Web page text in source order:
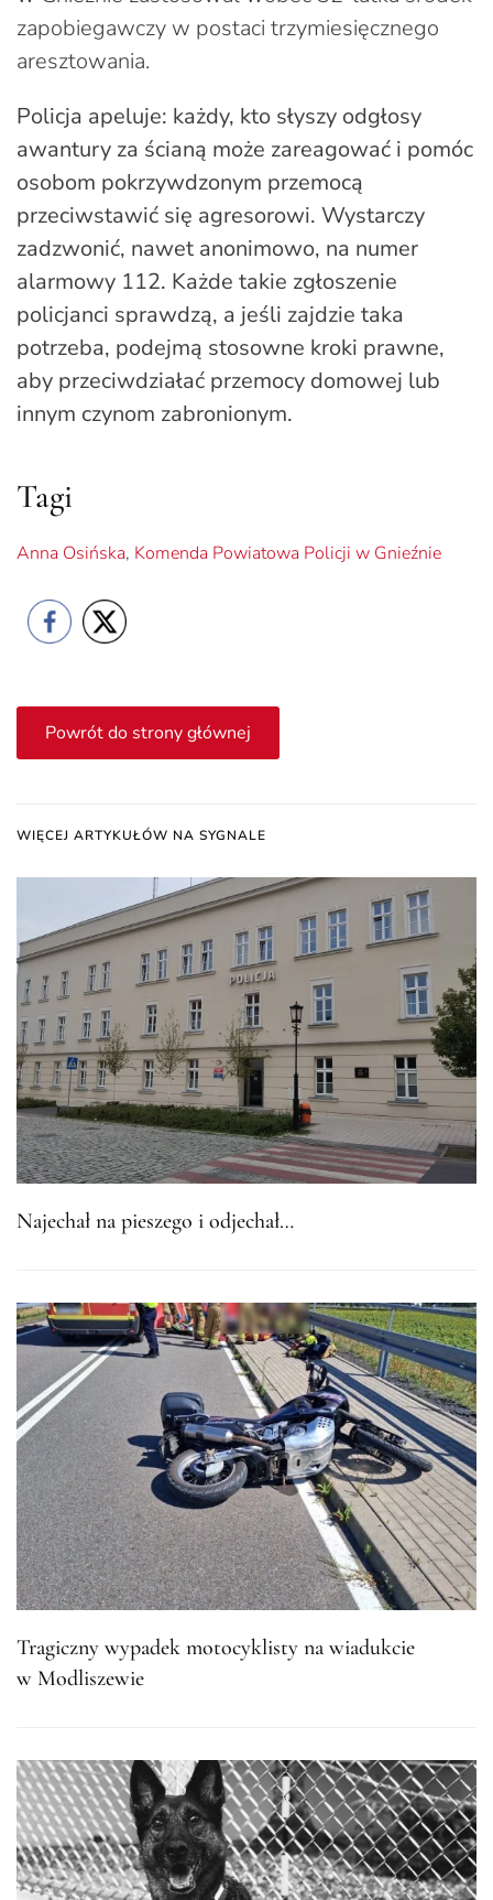
zapobiegawczy w postaci trzymiesięcznego
aresztowania.
Policja apeluje: każdy, kto słyszy odgłosy
awantury za ścianą może zareagować i pomóc
osobom pokrzywdzonym przemocą
przeciwstawić się agresorowi. Wystarczy
zadzwonić, nawet anonimowo, na numer
alarmowy 112. Każde takie zgłoszenie
policjanci sprawdzą, a jeśli zajdzie taka
potrzeba, podejmą stosowne kroki prawne,
aby przeciwdziałać przemocy domowej lub
innym czynom zabronionym.
Tagi
Anna Osińska, Komenda Powiatowa Policji w Gnieźnie
Powrót do strony głównej
WIĘCEJ ARTYKUŁÓW NA SYGNALE
Najechał na pieszego i odjechał…
Tragiczny wypadek motocyklisty na wiadukcie
w Modliszewie